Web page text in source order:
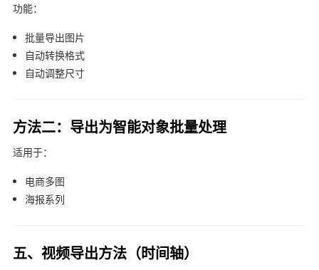
功能：
批量导出图片
自动转换格式
自动调整尺寸
方法二：导出为智能对象批量处理
适用于：
电商多图
海报系列
五、视频导出方法（时间轴）